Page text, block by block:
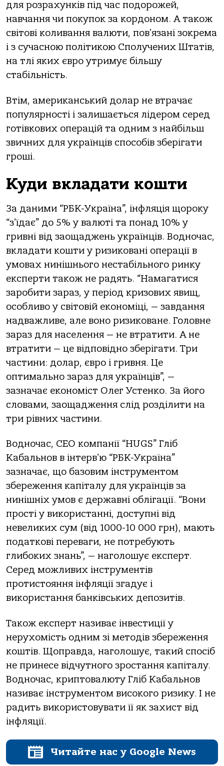
для розрахунків під час подорожей,
навчання чи покупок за кордоном. А також
світові коливання валюти, повʼязані зокрема
і з сучасною політикою Сполучених Штатів,
на тлі яких євро утримує більшу
стабільність.
Втім, американський долар не втрачає
популярності і залишається лідером серед
готівкових операцій та одним з найбільш
звичних для українців способів зберігати
гроші.
Куди вкладати кошти
За даними “РБК-Україна”, інфляція щороку
“зʼїдає” до 5% у валюті та понад 10% у
гривні від заощаджень українців. Водночас,
вкладати кошти у ризиковані операції в
умовах нинішнього нестабільного ринку
експерти також не радять. “Намагатися
заробити зараз, у період кризових явищ,
особливо у світовій економіці, — завдання
надважливе, але воно ризиковане. Головне
зараз для населення — не втратити. А не
втратити — це відповідно зберігати. Три
частини: долар, євро і гривня. Це
оптимально зараз для українців”, —
зазначає економіст Олег Устенко. За його
словами, заощадження слід розділити на
три рівних частини.
Водночас, CEO компанії “HUGS” Гліб
Кабальнов в інтервʼю “РБК-Україна”
зазначає, що базовим інструментом
збереження капіталу для українців за
нинішніх умов є державні облігації. “Вони
прості у використанні, доступні від
невеликих сум (від 1000-10 000 грн), мають
податкові переваги, не потребують
глибоких знань”, — наголошує експерт.
Серед можливих інструментів
протистояння інфляції згадує і
використання банківських депозитів.
Також експерт називає інвестиції у
нерухомість одним зі методів збереження
коштів. Щоправда, наголошує, такий спосіб
не принесе відчутного зростання капіталу.
Водночас, криптовалюту Гліб Кабальнов
називає інструментом високого ризику. І не
радить використовувати її як захист від
інфляції.
Читайте нас у Google News